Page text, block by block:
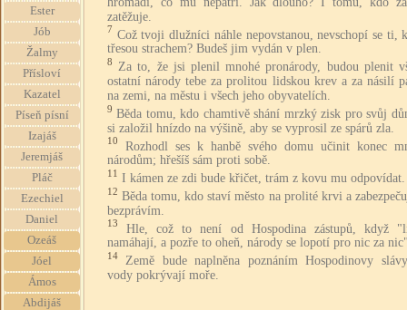
Ester
Jób
Žalmy
Přísloví
Kazatel
Píseň písní
Izajáš
Jeremjáš
Pláč
Ezechiel
Daniel
Ozeáš
Jóel
Ámos
Abdijáš
zatěžuje.
7 Což tvoji dlužníci náhle nepovstanou, nevschopí se ti,
třesou strachem? Budeš jim vydán v plen.
8
Za to, že jsi plenil mnohé pronárody, budou plenit
ostatní národy tebe za prolitou lidskou krev a za násilí
na zemi, na městu i všech jeho obyvatelích.
9 Běda tomu, kdo chamtivě shání mrzký zisk pro svůj
si založil hnízdo na výšině, aby se vyprosil ze spárů zla.
10
Rozhodl ses k hanbě svého domu učinit konec
národům; hřešíš sám proti sobě.
11 I kámen ze zdi bude křičet, trám z kovu mu odpovídat.
12 Běda tomu, kdo staví město na prolité krvi a
bezprávím.
13
Hle, což to není od Hospodina zástupů, když
namáhají, a pozře to oheň, národy se lopotí pro nic za
14
Země bude naplněna poznáním Hospodinovy
vody pokrývají moře.